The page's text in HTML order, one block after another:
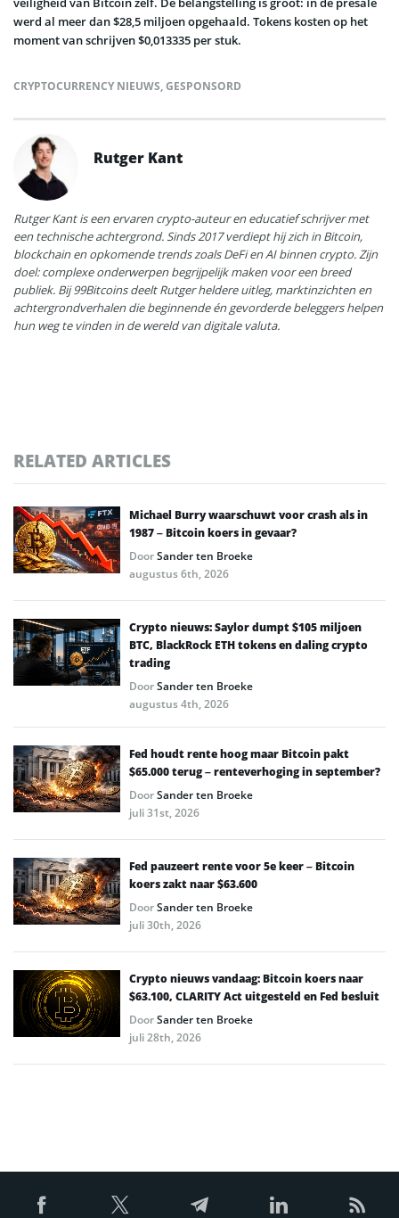
werd al meer dan $28,5 miljoen opgehaald. Tokens kosten op het
moment van schrijven $0,013335 per stuk.
CRYPTOCURRENCY NIEUWS,GESPONSORD
Rutger Kant
Rutger Kant is een ervaren crypto-auteur en educatief schrijver met
een technische achtergrond. Sinds 2017 verdiept hij zich in Bitcoin,
blockchain en opkomende trends zoals DeFi en AI binnen crypto. Zijn
doel: complexe onderwerpen begrijpelijk maken voor een breed
publiek. Bij 99Bitcoins deelt Rutger heldere uitleg, marktinzichten en
achtergrondverhalen die beginnende én gevorderde beleggers helpen
hun weg te vinden in de wereld van digitale valuta.
RELATED ARTICLES
Michael Burry waarschuwt voor crash als in
1987 – Bitcoin koers in gevaar?
DoorSander ten Broeke
augustus 6th, 2026
Crypto nieuws: Saylor dumpt $105 miljoen
BTC, BlackRock ETH tokens en daling crypto
trading
DoorSander ten Broeke
augustus 4th, 2026
Fed houdt rente hoog maar Bitcoin pakt
$65.000 terug – renteverhoging in september?
DoorSander ten Broeke
juli 31st, 2026
Fed pauzeert rente voor 5e keer – Bitcoin
koers zakt naar $63.600
DoorSander ten Broeke
juli 30th, 2026
Crypto nieuws vandaag: Bitcoin koers naar
$63.100, CLARITY Act uitgesteld en Fed besluit
DoorSander ten Broeke
juli 28th, 2026